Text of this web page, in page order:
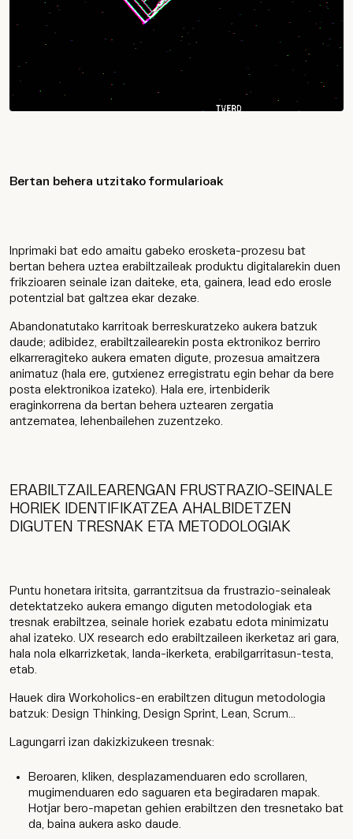
Bertan behera utzitako formularioak
Inprimaki bat edo amaitu gabeko erosketa-prozesu bat
bertan behera uztea erabiltzaileak produktu digitalarekin duen
frikzioaren seinale izan daiteke, eta, gainera, lead edo erosle
potentzial bat galtzea ekar dezake.
Abandonatutako karritoak berreskuratzeko aukera batzuk
daude; adibidez, erabiltzailearekin posta ektronikoz berriro
elkarreragiteko aukera ematen digute, prozesua amaitzera
animatuz (hala ere, gutxienez erregistratu egin behar da bere
posta elektronikoa izateko). Hala ere, irtenbiderik
eraginkorrena da bertan behera uztearen zergatia
antzematea, lehenbailehen zuzentzeko.
ERABILTZAILEARENGAN FRUSTRAZIO-SEINALE
HORIEK IDENTIFIKATZEA AHALBIDETZEN
DIGUTEN TRESNAK ETA METODOLOGIAK
Puntu honetara iritsita, garrantzitsua da frustrazio-seinaleak
detektatzeko aukera emango diguten metodologiak eta
tresnak erabiltzea, seinale horiek ezabatu edota minimizatu
ahal izateko. UX research edo erabiltzaileen ikerketaz ari gara,
hala nola elkarrizketak, landa-ikerketa, erabilgarritasun-testa,
etab.
Hauek dira Workoholics-en erabiltzen ditugun metodologia
batzuk: Design Thinking, Design Sprint, Lean, Scrum...
Lagungarri izan dakizkizukeen tresnak:
Beroaren, kliken, desplazamenduaren edo scrollaren,
mugimenduaren edo saguaren eta begiradaren mapak.
Hotjar bero-mapetan gehien erabiltzen den tresnetako bat
da, baina aukera asko daude.